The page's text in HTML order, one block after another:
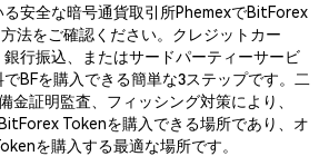
安全な暗号通貨取引所PhemexでBitForex
法をご確認ください。クレジットカー
銀行振込、またはサードパーティーサービ
BFを購入できる簡単な3ステップです。二
金証明監査、フィッシング対策により、
Tokenを購入できる場所であり、オ
を購入する最適な場所です。